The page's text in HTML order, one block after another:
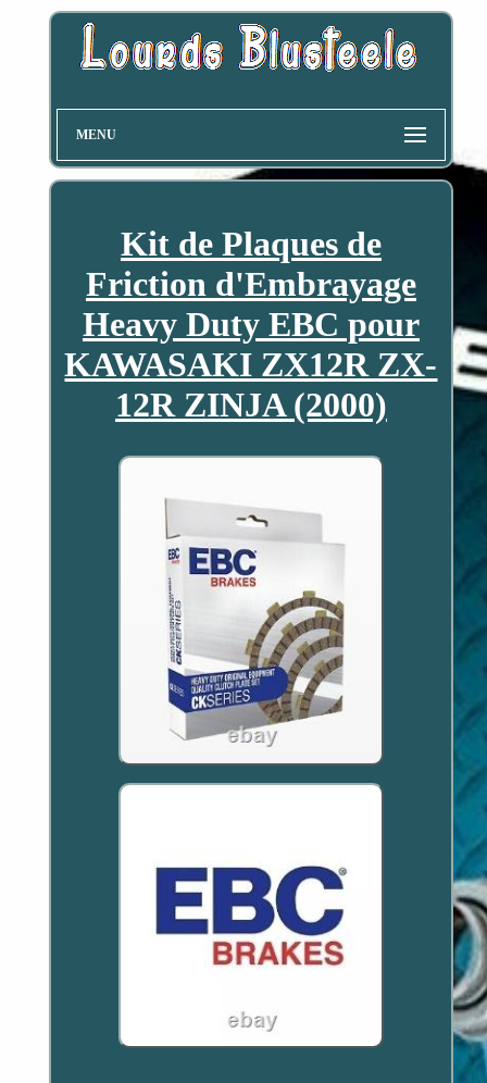
MENU
Kit de Plaques de
Friction d'Embrayage
Heavy Duty EBC pour
KAWASAKI ZX12R ZX-
12R ZINJA (2000)